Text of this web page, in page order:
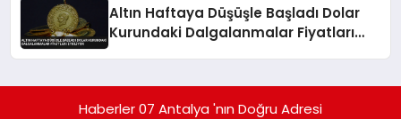
Altın Haftaya Düşüşle Başladı Dolar
Kurundaki Dalgalanmalar Fiyatları
Haberler 07 Antalya 'nın Doğru Adresi